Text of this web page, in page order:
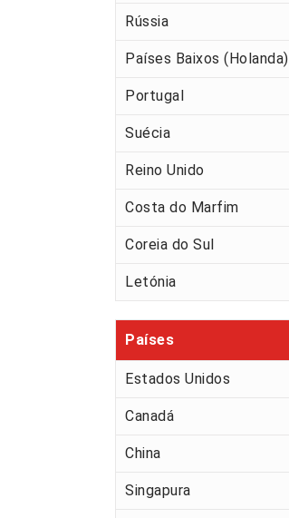
Rússia
Países Baixos (Holanda)
Portugal
Suécia
Reino Unido
Costa do Marfim
Coreia do Sul
Letónia
Países
Estados Unidos
Canadá
China
Singapura